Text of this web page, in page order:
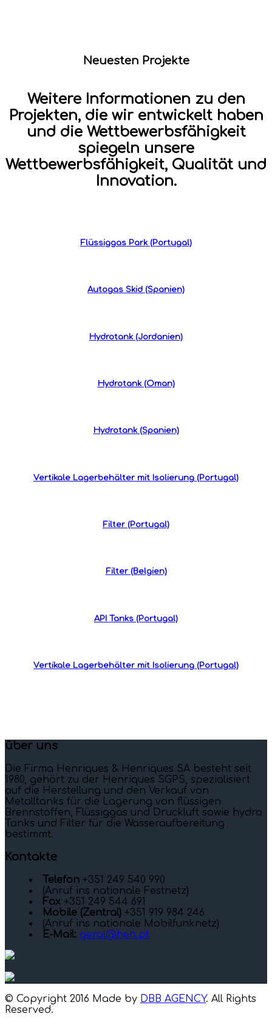
Neuesten Projekte
Weitere Informationen zu den
Projekten, die wir entwickelt haben
und die Wettbewerbsfähigkeit
spiegeln unsere
Wettbewerbsfähigkeit, Qualität und
Innovation.
Flüssiggas Park (Portugal)
Autogas Skid (Spanien)
Hydrotank (Jordanien)
Hydrotank (Oman)
Hydrotank (Spanien)
Vertikale Lagerbehälter mit Isolierung (Portugal)
Filter (Portugal)
Filter (Belgien)
API Tanks (Portugal)
Vertikale Lagerbehälter mit Isolierung (Portugal)
über uns
Die Firma Henriques & Henriques SA besteht seit
1980, gehört zu der Henriques SGPS, spezialisiert
auf die Herstellung und den Verkauf von
Metalltanks für die Lagerung von flüssigen
Brennstoffen, Flüssiggas und Druckluft sowie hydro
Tanks und Filter für die Wasseraufbereitung
bestimmt.
Kontakte
Telefon +351 249 540 990
(Anruf ins nationale Festnetz)
Fax +351 249 544 691
Mobile (Zentral) +351 919 984 246
(Anruf ins nationale Mobilfunknetz)
E-Mail: geral@heh.pt
© Copyright 2016 Made by DBB AGENCY. All Rights
Reserved.